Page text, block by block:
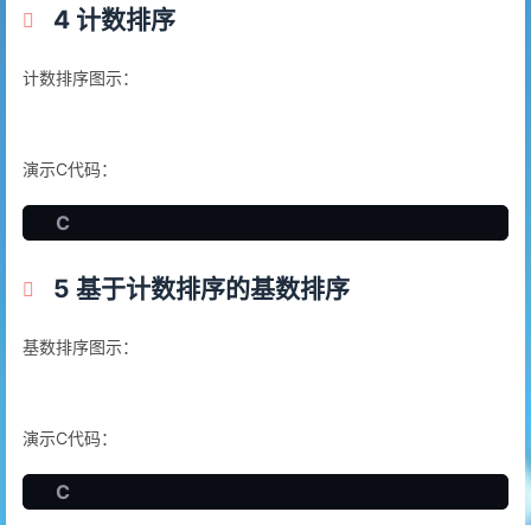
4 计数排序
计数排序图示：
演示C代码：
C
5 基于计数排序的基数排序
基数排序图示：
演示C代码：
C